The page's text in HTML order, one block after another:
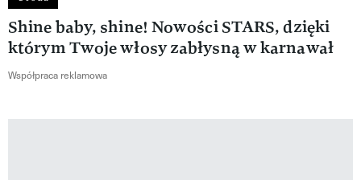
Shine baby, shine! Nowości STARS, dzięki
którym Twoje włosy zabłysną w karnawał
Współpraca reklamowa